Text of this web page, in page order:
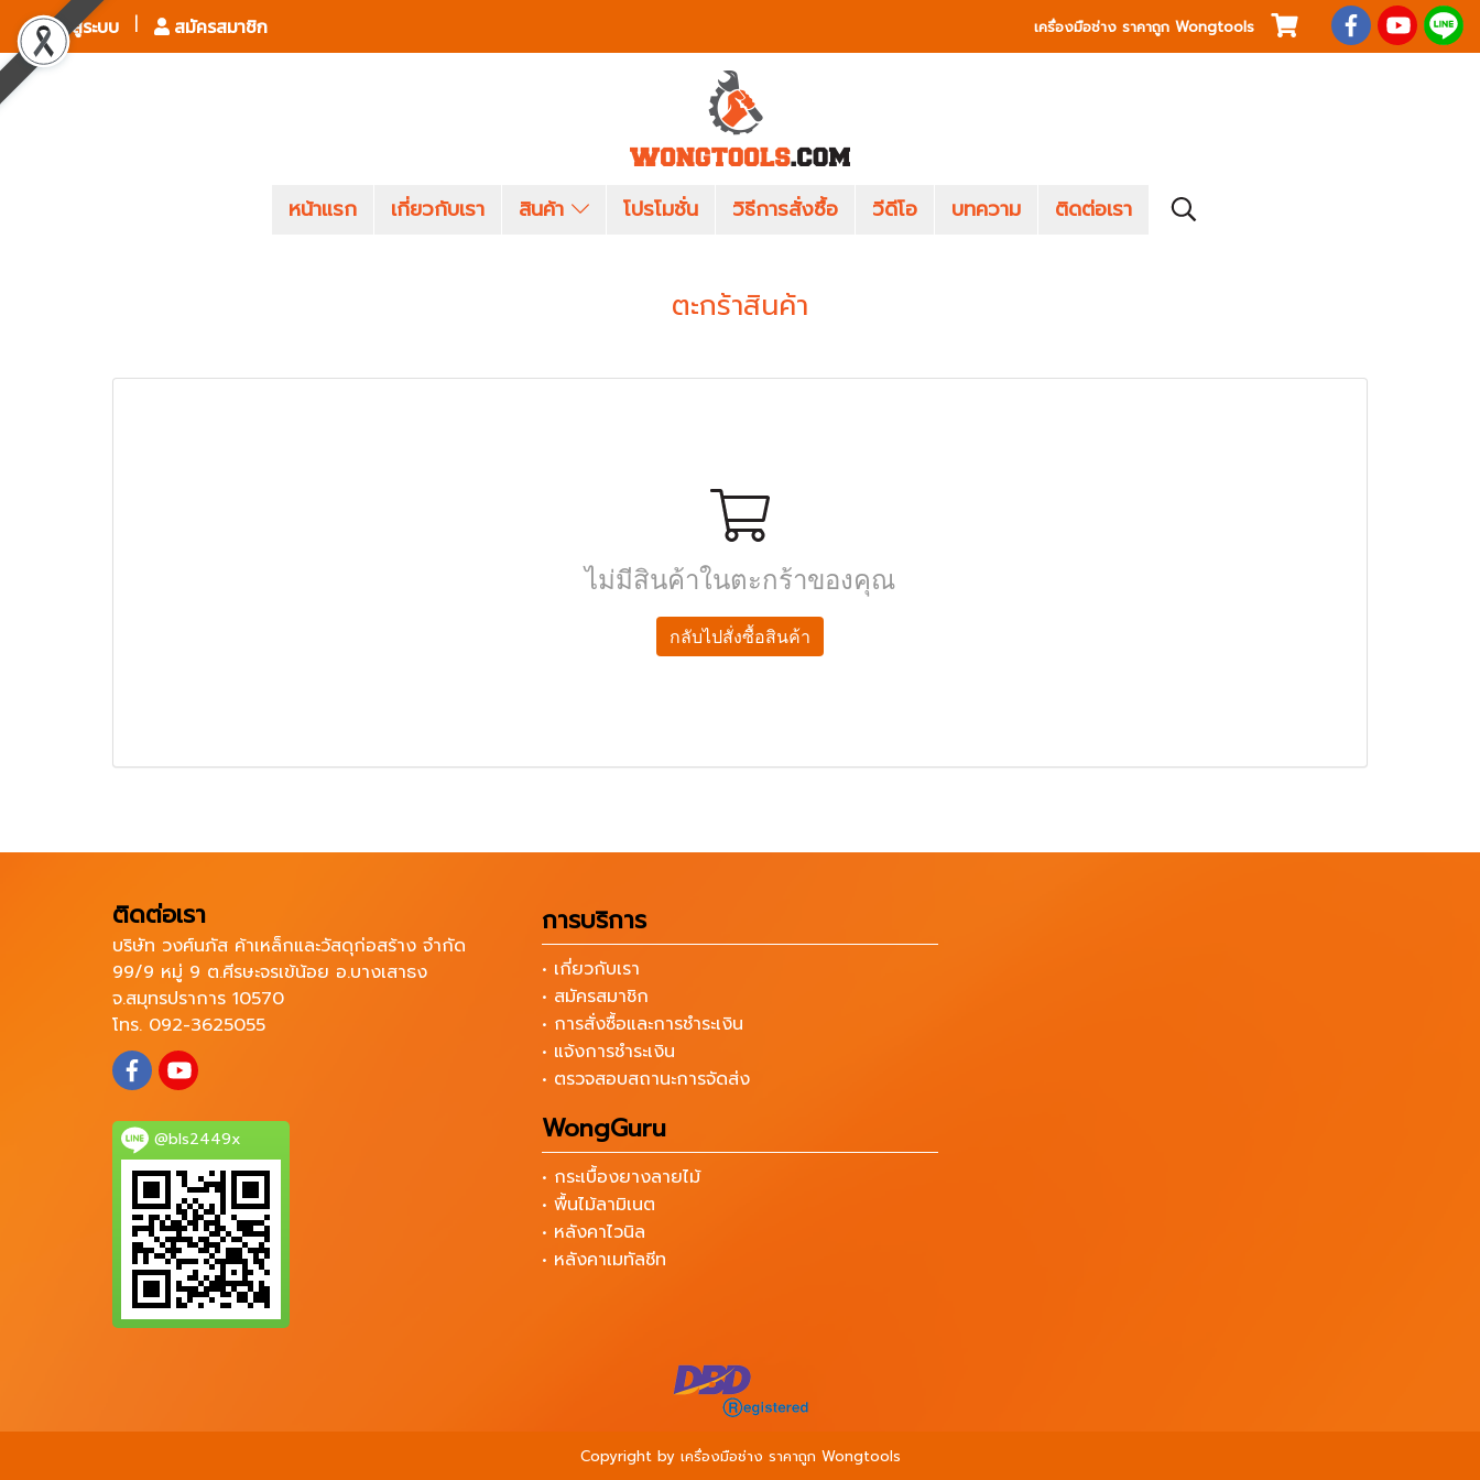
เข้าสู่ระบบ สมัครสมาชิก เครื่องมือช่าง ราคาถูก Wongtools
หน้าแรก เกี่ยวกับเรา สินค้า โปรโมชั่น วิธีการสั่งซื้อ วีดีโอ บทความ ติดต่อเรา
ตะกร้าสินค้า
ไม่มีสินค้าในตะกร้าของคุณ
กลับไปสั่งซื้อสินค้า
ติดต่อเรา
บริษัท วงศ์นภัส ค้าเหล็กและวัสดุก่อสร้าง จำกัด
99/9 หมู่ 9 ต.ศีรษะจรเข้น้อย อ.บางเสาธง
จ.สมุทรปราการ 10570
โทร. 092-3625055
@bls2449x
การบริการ
• เกี่ยวกับเรา
• สมัครสมาชิก
• การสั่งซื้อและการชำระเงิน
• แจ้งการชำระเงิน
• ตรวจสอบสถานะการจัดส่ง
WongGuru
• กระเบื้องยางลายไม้
• พื้นไม้ลามิเนต
• หลังคาไวนิล
• หลังคาเมทัลชีท
Copyright by เครื่องมือช่าง ราคาถูก Wongtools